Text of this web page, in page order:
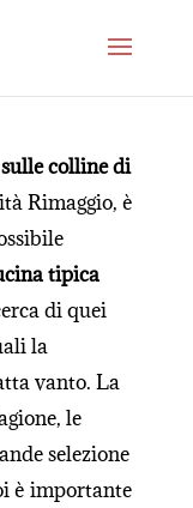
sulle colline di
Rimaggio, è
tipica
di quei
la
vanto. La
le
selezione
è importante